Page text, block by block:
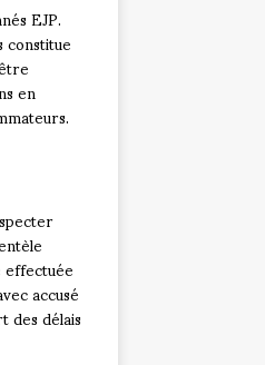
EJP.
en
accusé
délais